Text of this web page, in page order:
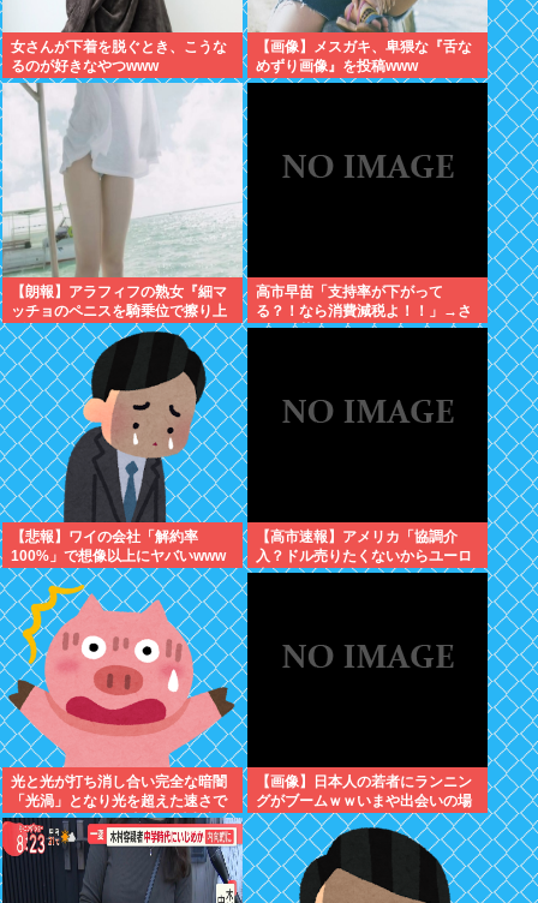
女さんが下着を脱ぐとき、こうな
るのが好きなやつwww
【画像】メスガキ、卑猥な『舌な
めずり画像』を投稿www
【朗報】アラフィフの熟女『細マ
ッチョのペニスを騎乗位で擦り上
げたい』
高市早苗「支持率が下がって
る？！なら消費減税よ！！」→さ
らに下落
【悲報】ワイの会社「解約率
100%」で想像以上にヤバいwww
【高市速報】アメリカ「協調介
入？ドル売りたくないからユーロ
売るわ」EU激怒www
光と光が打ち消し合い完全な暗闇
「光渦」となり光を超えた速さで
動く→50年を経て直接観測成功
【画像】日本人の若者にランニン
グがブームｗｗいまや出会いの場
にwww